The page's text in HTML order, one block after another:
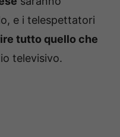
e i telespettatori
tutto quello che
televisivo.